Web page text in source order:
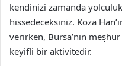
kendinizi zamanda
hissedeceksiniz. Koza
verirken, Bursa’nın
keyifli bir aktivitedir.